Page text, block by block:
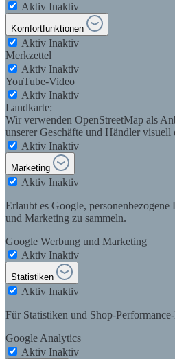
Aktiv Inaktiv
Komfortfunktionen
Aktiv Inaktiv
Merkzettel
Aktiv Inaktiv
YouTube-Video
Aktiv Inaktiv
Landkarte:
Wir verwenden OpenStreetMap als
unserer Geschäfte und Händler visuell
Aktiv Inaktiv
Marketing
Aktiv Inaktiv
Erlaubt es Google,
und Marketing zu sammeln.
Google Werbung und Marketing
Aktiv Inaktiv
Statistiken
Aktiv Inaktiv
Für Statistiken und Shop-
Google Analytics
Aktiv Inaktiv